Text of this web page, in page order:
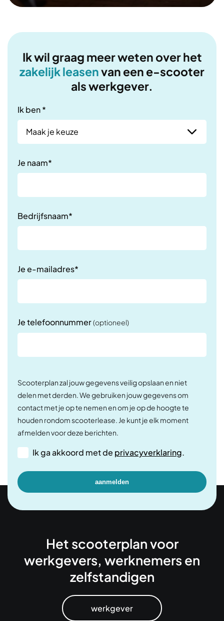
Ik wil graag meer weten over het
zakelijk leasenvan een e-scooter
als werkgever.
Ik ben *
Je naam*
Bedrijfsnaam*
Je e-mailadres*
Je telefoonnummer(optioneel)
Scooterplan zal jouw gegevens veilig opslaan en niet
delen met derden. We gebruiken jouw gegevens om
contact met je op te nemen en om je op de hoogte te
houden rondom scooterlease. Je kunt je elk moment
afmelden voor deze berichten.
Ik ga akkoord met de privacyverklaring.
Het scooterplan voor
werkgevers, werknemers en
zelfstandigen
werkgever